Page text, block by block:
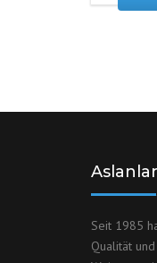
Seit 1985
Qualität